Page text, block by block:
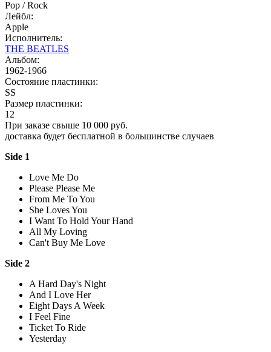
Pop / Rock
Лейбл:
Apple
Исполнитель:
THE BEATLES
Альбом:
1962-1966
Состояние пластинки:
SS
Размер пластинки:
12
При заказе свыше 10 000 руб.
доставка будет бесплатной в большинстве случаев
Side 1
Love Me Do
Please Please Me
From Me To You
She Loves You
I Want To Hold Your Hand
All My Loving
Can't Buy Me Love
Side 2
A Hard Day's Night
And I Love Her
Eight Days A Week
I Feel Fine
Ticket To Ride
Yesterday